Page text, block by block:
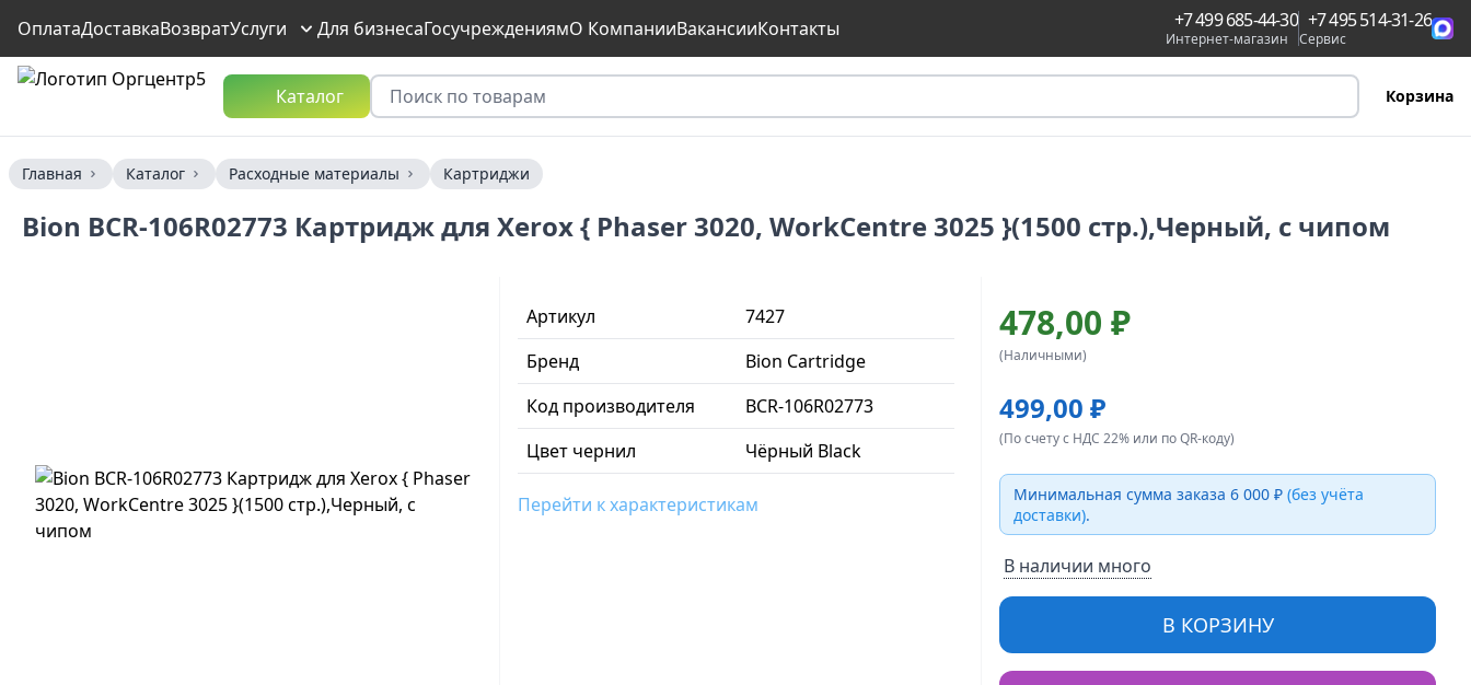
ОплатаДоставкаВозвратУслуги Для бизнесаГосучреждениямО КомпанииВакансииКонтакты +7 499 685-44-30
Интернет-магазин
+7 495 514-31-26
Сервис
Каталог Корзина
Главная Каталог Расходные материалы Картриджи
Bion BCR-106R02773 Картридж для Xerox { Phaser 3020, WorkCentre 3025 }(1500 стр.),Черный, с чипом
Артикул
7427
Бренд
Bion Cartridge
Код производителя
BCR-106R02773
Цвет чернил
Чёрный Black
Перейти к характеристикам
478,00 ₽
(Наличными)
499,00 ₽
(По счету с НДС 22% или по QR-коду)
Минимальная сумма заказа 6 000 ₽(без учёта
доставки).
В наличии много
В КОРЗИНУ